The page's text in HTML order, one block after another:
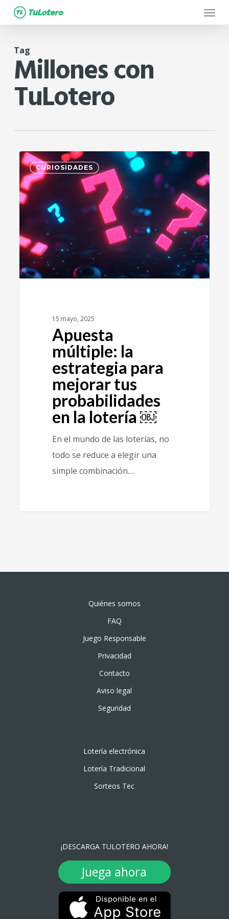
Skip
to
content
Menu
Tag
Millones con
TuLotero
CURIOSIDADES
15 mayo, 2025
Apuesta
múltiple: la
estrategia para
mejorar tus
probabilidades
en la lotería ￼
En el mundo de las loterías, no
todo se reduce a elegir una
simple combinación.…
1
Quiénes somos
FAQ
Juego Responsable
Privacidad
Contacto
Aviso legal
Seguridad
Lotería electrónica
Lotería Tradicional
Sorteos Tec
¡DESCARGA TULOTERO AHORA!
Juega ahora